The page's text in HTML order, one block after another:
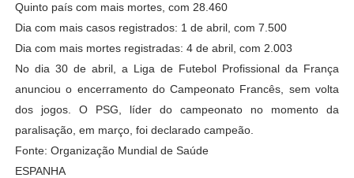
Quinto país com mais mortes, com 28.460
Dia com mais casos registrados: 1 de abril, com 7.500
Dia com mais mortes registradas: 4 de abril, com 2.003
No dia 30 de abril, a Liga de Futebol Profissional da França
anunciou o encerramento do Campeonato Francês, sem volta
dos jogos. O PSG, líder do campeonato no momento da
paralisação, em março, foi declarado campeão.
Fonte: Organização Mundial de Saúde
ESPANHA